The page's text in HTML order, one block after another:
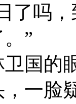
了吗
”
国的
一脸